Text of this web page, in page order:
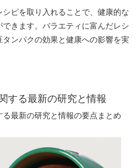
ピを取り入れることで、健康的な
きます。バラエティに富んだレシ
タンパクの効果と健康への影響を実
する最新の研究と情報